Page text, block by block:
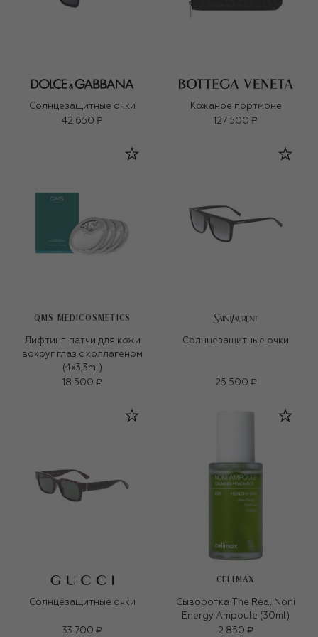
Солнцезащитные очки
42 650 ₽
Кожаное портмоне
127 500 ₽
QMS MEDICOSMETICS
Лифтинг-патчи для кожи
вокруг глаз с коллагеном
(4x3,3ml)
18 500 ₽
Солнцезащитные очки
25 500 ₽
Солнцезащитные очки
33 700 ₽
CELIMAX
Сыворотка The Real Noni
Energy Ampoule (30ml)
2 850 ₽